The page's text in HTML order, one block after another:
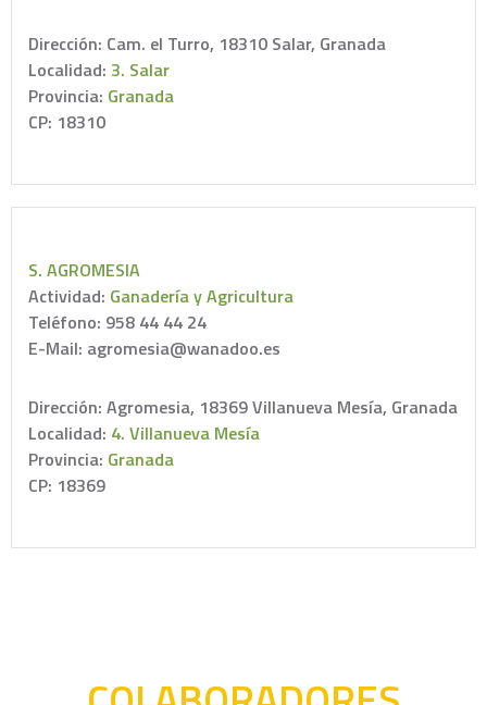
Dirección: Cam. el Turro, 18310 Salar, Granada
Localidad: 3. Salar
Provincia: Granada
CP: 18310
S. AGROMESIA
Actividad: Ganadería y Agricultura
Teléfono: 958 44 44 24
E-Mail: agromesia@wanadoo.es
Dirección: Agromesia, 18369 Villanueva Mesía, Granada
Localidad: 4. Villanueva Mesía
Provincia: Granada
CP: 18369